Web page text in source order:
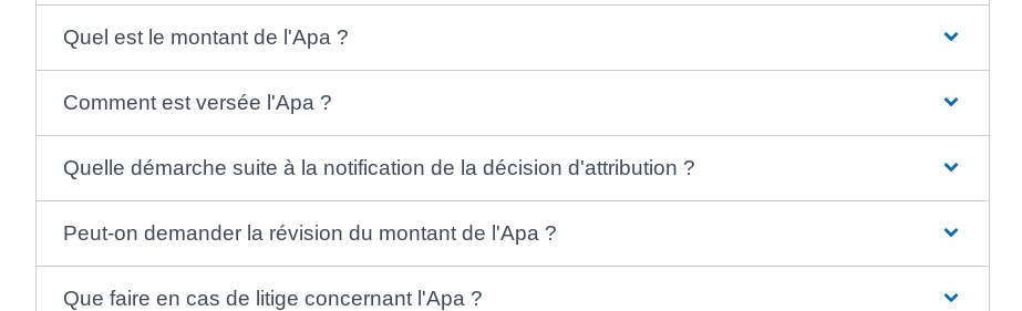
Quel est le montant de l'Apa ?
Comment est versée l'Apa ?
Quelle démarche suite à la notification de la décision d'attribution ?
Peut-on demander la révision du montant de l'Apa ?
Que faire en cas de litige concernant l'Apa ?